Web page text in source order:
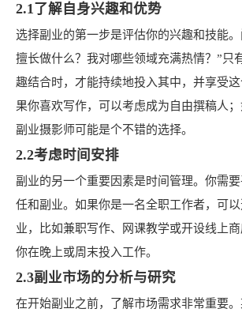
2.1了解自身兴趣和优势
选择副业的第一步是评估你的兴趣和技能
擅长做什么？我对哪些领域充满热情？”只
趣结合时，才能持续地投入其中，并享受
果你喜欢写作，可以考虑成为自由撰稿人；
副业摄影师可能是个不错的选择。
2.2考虑时间安排
副业的另一个重要因素是时间管理。你需
任和副业。如果你是一名全职工作者，可
业，比如兼职写作、网课教学或开设线上
你在晚上或周末投入工作。
2.3副业市场的分析与研究
在开始副业之前，了解市场需求非常重要